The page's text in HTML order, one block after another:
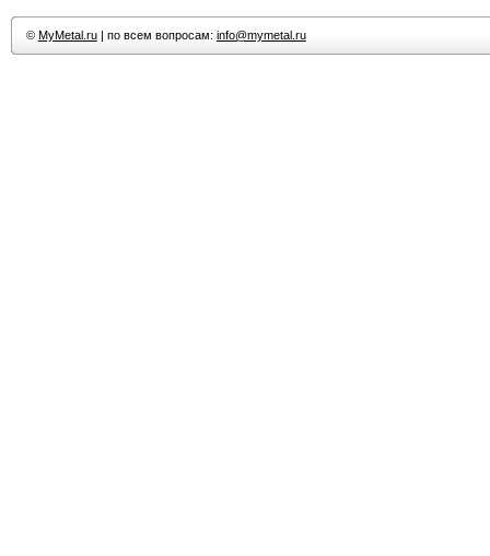
© MyMetal.ru| по всем вопросам: info@mymetal.ru